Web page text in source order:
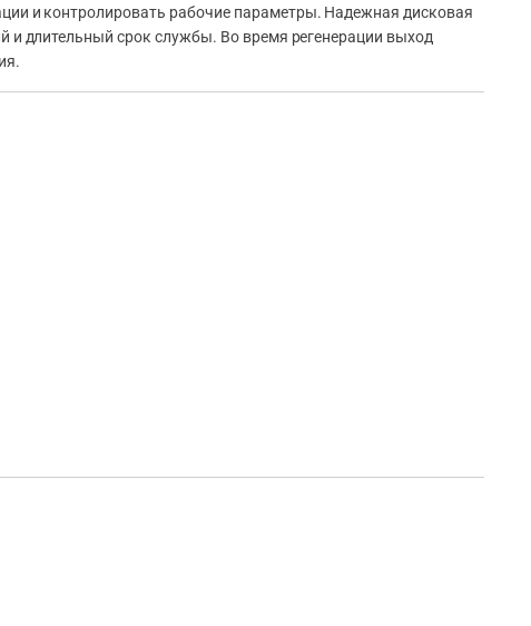
и контролировать рабочие параметры. Надежная дисковая
и длительный срок службы. Во время регенерации выход